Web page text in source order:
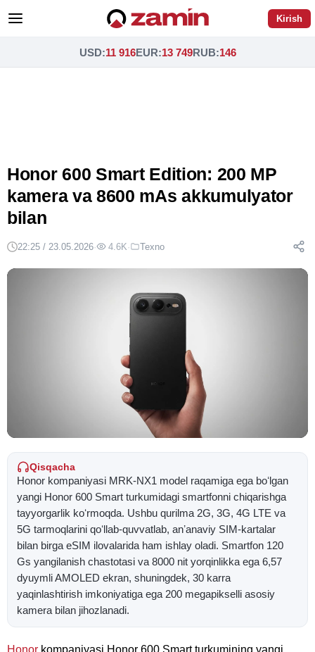
Kirish
USD:11 916EUR:13 749RUB:146
Honor 600 Smart Edition: 200 MP
kamera va 8600 mAs akkumulyator
bilan
22:25 / 23.05.2026· 4.6K· Texno
Qisqacha
Honor kompaniyasi MRK-NX1 model raqamiga ega boʻlgan
yangi Honor 600 Smart turkumidagi smartfonni chiqarishga
tayyorgarlik koʻrmoqda. Ushbu qurilma 2G, 3G, 4G LTE va
5G tarmoqlarini qoʻllab-quvvatlab, anʼanaviy SIM-kartalar
bilan birga eSIM ilovalarida ham ishlay oladi. Smartfon 120
Gs yangilanish chastotasi va 8000 nit yorqinlikka ega 6,57
dyuymli AMOLED ekran, shuningdek, 30 karra
yaqinlashtirish imkoniyatiga ega 200 megapikselli asosiy
kamera bilan jihozlanadi.
Honor kompaniyasi Honor 600 Smart turkumining yangi